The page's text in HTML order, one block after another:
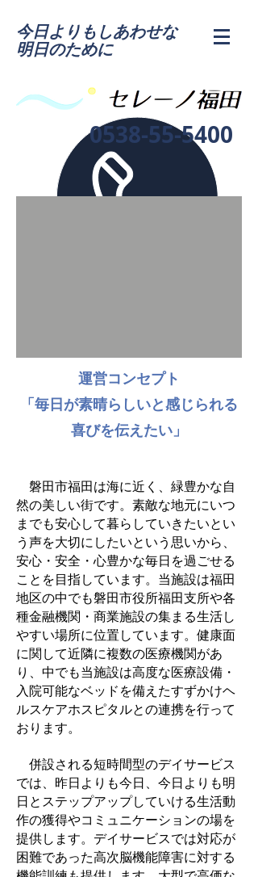
今日よりもしあわせな
明日のために
0538-55-5400
運営コンセプト
「毎日が素晴らしいと感じられる
喜びを伝えたい」
磐田市福田は海に近く、緑豊かな自
然の美しい街です。素敵な地元にいつ
までも安心して暮らしていきたいとい
う声を大切にしたいという思いから、
安心・安全・心豊かな毎日を過ごせる
ことを目指しています。当施設は福田
地区の中でも磐田市役所福田支所や各
種金融機関・商業施設の集まる生活し
やすい場所に位置しています。健康面
に関して近隣に複数の医療機関があ
り、中でも当施設は高度な医療設備・
入院可能なベッドを備えたすずかけヘ
ルスケアホスピタルとの連携を行って
おります。
併設される短時間型のデイサービス
では、昨日よりも今日、今日よりも明
日とステップアップしていける生活動
作の獲得やコミュニケーションの場を
提供します。デイサービスでは対応が
困難であった高次脳機能障害に対する